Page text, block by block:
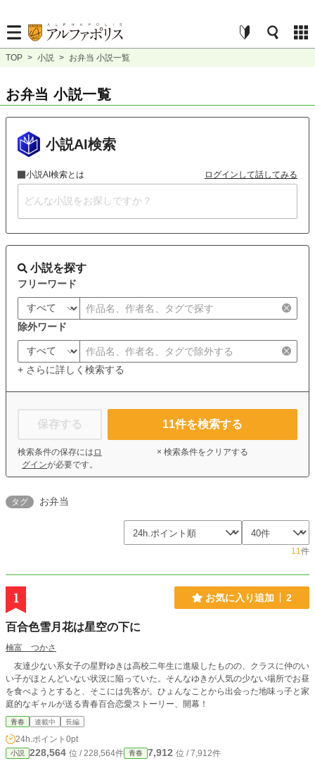
TOP > 小説 > お弁当 小説一覧
お弁当 小説一覧
小説AI検索
小説AI検索とは ログインして話してみる
小説を探す
フリーワード
除外ワード
+ さらに詳しく検索する
保存する
検索条件の保存には ロ
グインが必要です。
11件を検索する
× 検索条件をクリアする
タグ お弁当
11件
1 お気に入り追加 2
百合色雪月花は星空の下に
楠富 つかさ
友達少ない系女子の星野ゆきは高校二年生に進級したものの、クラスに仲のい
い子がほとんどいない状況に陥っていた。そんなゆきが人気の少ない場所でお昼
を食べようとすると、そこには先客が。ひょんなことから出会った地味っ子と家
庭的なギャルが送る青春百合恋愛ストーリー、開幕！
青春 連載中 長編
24h.ポイント 0pt
小説 228,564 位 / 228,564件 青春 7,912 位 / 7,912件